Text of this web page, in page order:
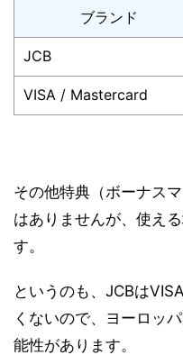
ブランド
JCB
VISA / Mastercard
その他特典（ボーナス
はありませんが、使え
す。
というのも、 JCBは
くないので、ヨーロッ
能性があります。